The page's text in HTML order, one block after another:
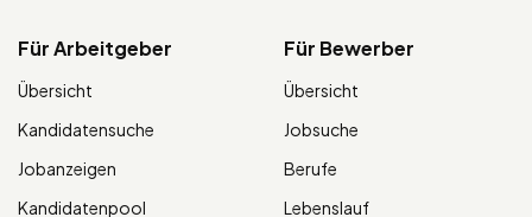
Für Arbeitgeber
Übersicht
Kandidatensuche
Jobanzeigen
Kandidatenpool
Für Bewerber
Übersicht
Jobsuche
Berufe
Lebenslauf